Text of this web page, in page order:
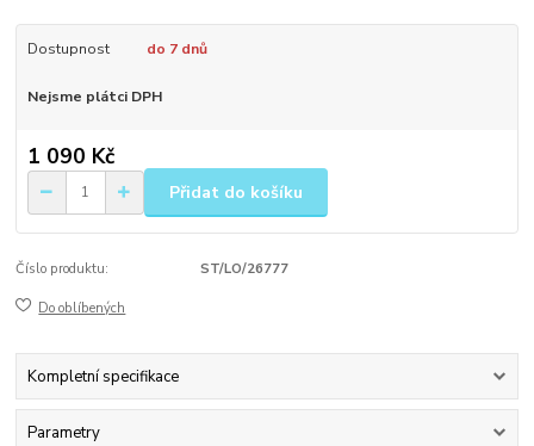
Dostupnost do 7 dnů
Nejsme plátci DPH
1 090 Kč
Přidat do košíku
Číslo produktu: ST/LO/26777
Do oblíbených
Kompletní specifikace
Parametry